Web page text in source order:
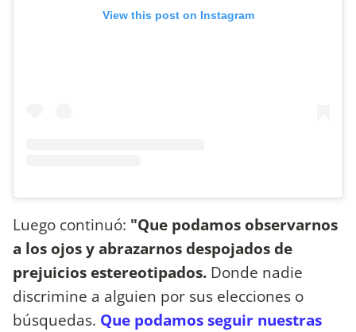
View this post on Instagram
Luego continuó: "Que podamos observarnos
a los ojos y abrazarnos despojados de
prejuicios estereotipados. Donde nadie
discrimine a alguien por sus elecciones o
búsquedas. Que podamos seguir nuestras